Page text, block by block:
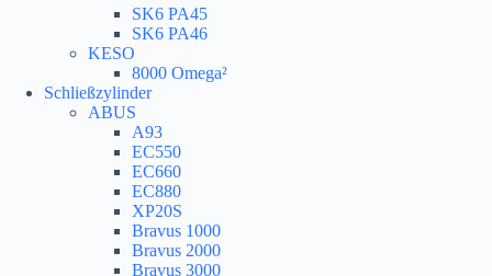
SK6 PA45
SK6 PA46
KESO
8000 Omega²
Schließzylinder
ABUS
A93
EC550
EC660
EC880
XP20S
Bravus 1000
Bravus 2000
Bravus 3000